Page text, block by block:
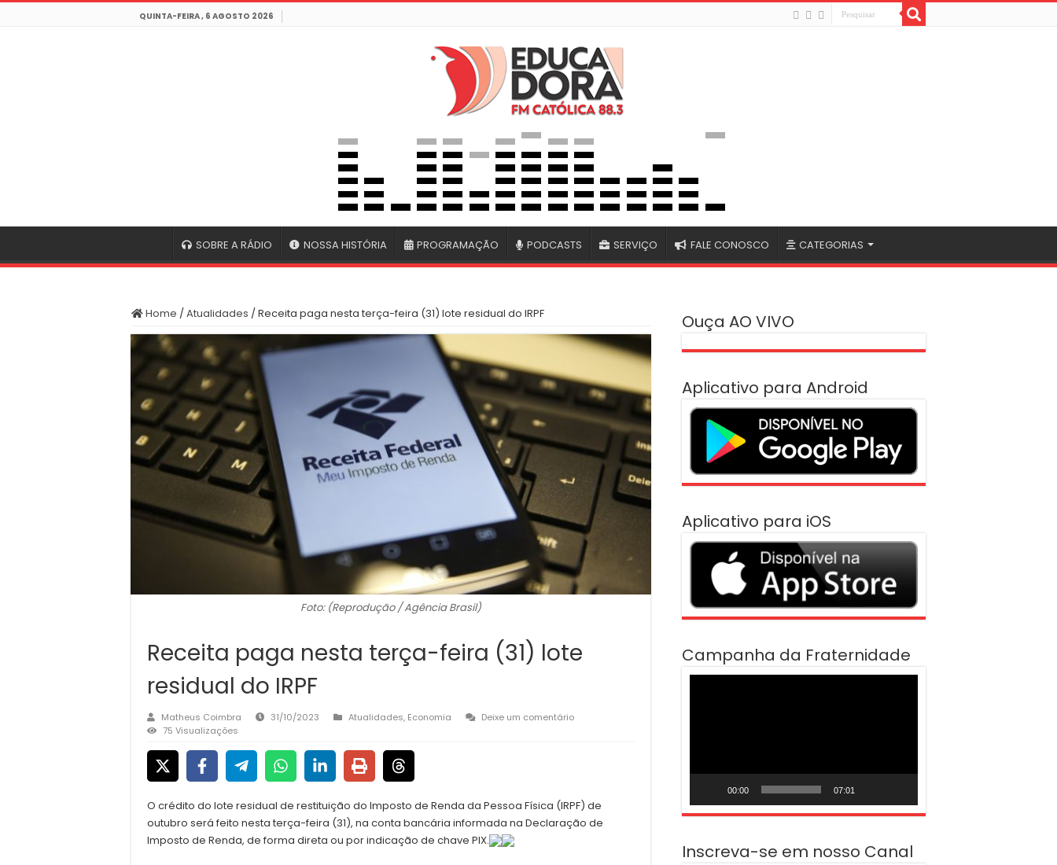
QUINTA-FEIRA , 6 AGOSTO 2026
SOBRE A RÁDIO NOSSA HISTÓRIA PROGRAMAÇÃO PODCASTS SERVIÇO FALE CONOSCO CATEGORIAS
Home /Atualidades /Receita paga nesta terça-feira (31) lote residual do IRPF
Foto: (Reprodução / Agência Brasil)
Receita paga nesta terça-feira (31) lote
residual do IRPF
Matheus Coimbra 31/10/2023 Atualidades, Economia
Deixe um comentário
75 Visualizações
O crédito do lote residual de restituição do Imposto de Renda da Pessoa Física (IRPF) de
outubro será feito nesta terça-feira (31), na conta bancária informada na Declaração de
Imposto de Renda, de forma direta ou por indicação de chave PIX.
Ouça AO VIVO
Aplicativo para Android
Aplicativo para iOS
Campanha da Fraternidade
00:00 07:01
Inscreva-se em nosso Canal